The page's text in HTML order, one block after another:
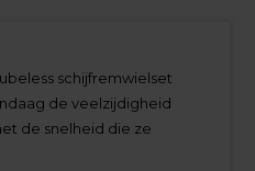
schijfremwielset
de veelzijdigheid
de snelheid die ze